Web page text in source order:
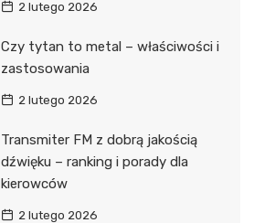
2 lutego 2026
Czy tytan to metal – właściwości i
zastosowania
2 lutego 2026
Transmiter FM z dobrą jakością
dźwięku – ranking i porady dla
kierowców
2 lutego 2026